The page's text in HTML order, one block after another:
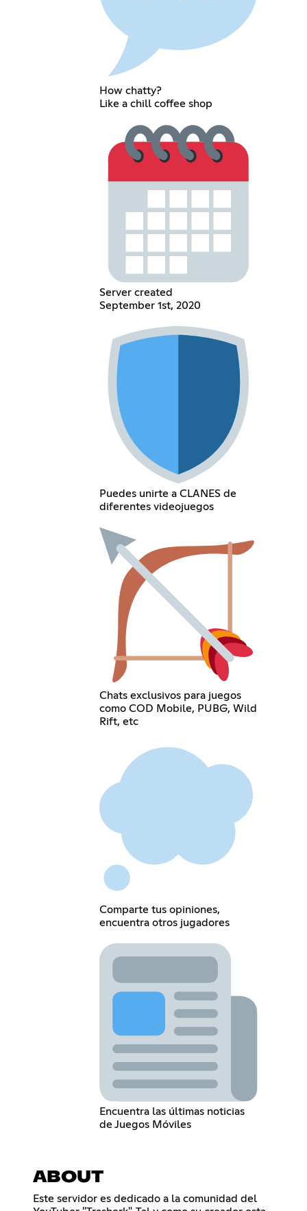
How chatty?
Like a chill coffee shop
Server created
September 1st, 2020
Puedes unirte a CLANES de
diferentes videojuegos
Chats exclusivos para juegos
como COD Mobile, PUBG, Wild
Rift, etc
Comparte tus opiniones,
encuentra otros jugadores
Encuentra las últimas noticias
de Juegos Móviles
ABOUT
Este servidor es dedicado a la comunidad del